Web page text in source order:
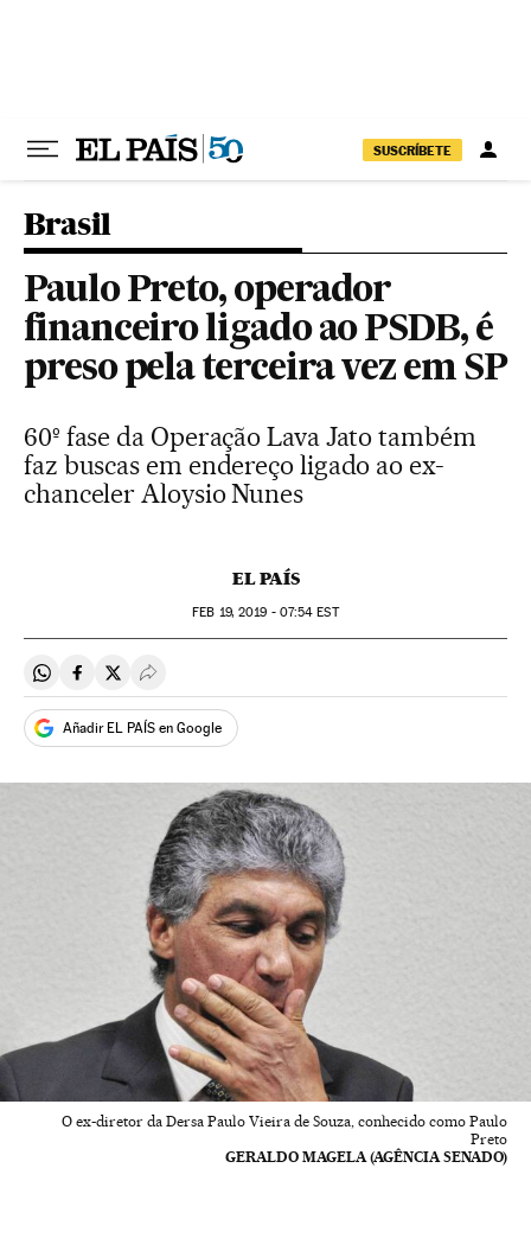
SUSCRÍBETE
Brasil
Paulo Preto, operador
financeiro ligado ao PSDB, é
preso pela terceira vez em SP
60º fase da Operação Lava Jato também
faz buscas em endereço ligado ao ex-
chanceler Aloysio Nunes
EL PAÍS
FEB 19, 2019 - 07:54 EST
Compartir en Whatsapp
Compartir en Facebook
Compartir en Twitter
Desplegar Redes Sociales
Añadir EL PAÍS en Google
O ex-diretor da Dersa Paulo Vieira de Souza, conhecido como Paulo
Preto
GERALDO MAGELA (AGÊNCIA SENADO)